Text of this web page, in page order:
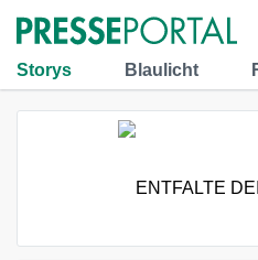
Storys Blaulicht